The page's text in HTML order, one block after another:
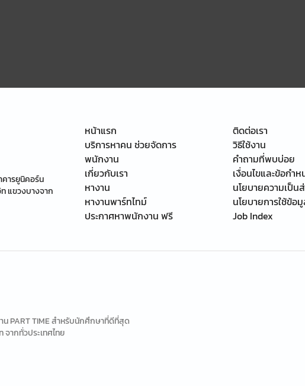
คารยูนิคอร์น
แขวงบางจาก
หน้าแรก
บริการหาคน ช่วยจัดการ
พนักงาน
เกี่ยวกับเรา
หางาน
หางานพาร์ทไทม์
ประกาศหาพนักงาน ฟรี
ติดต่อเรา
วิธีใช้งาน
คำถามที่พบบ่อย
เงื่อนไขและข้อกำ
นโยบายความเป็น
นโยบายการใช้ข้อ
Job Index
PART TIME สำหรับนักศึกษาที่ดีที่สุด
จากทั่วประเทศไทย